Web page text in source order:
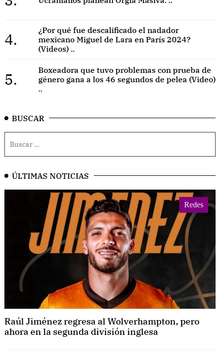
4.
¿Por qué fue descalificado el nadador
mexicano Miguel de Lara en París 2024?
(Videos) ..
5.
Boxeadora que tuvo problemas con prueba de
género gana a los 46 segundos de pelea (Video)
..
BUSCAR
ÚLTIMAS NOTICIAS
Redes
Raúl Jiménez regresa al Wolverhampton, pero
ahora en la segunda división inglesa